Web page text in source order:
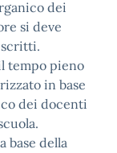
dei
si deve
tempo pieno
in base
dei docenti
base della